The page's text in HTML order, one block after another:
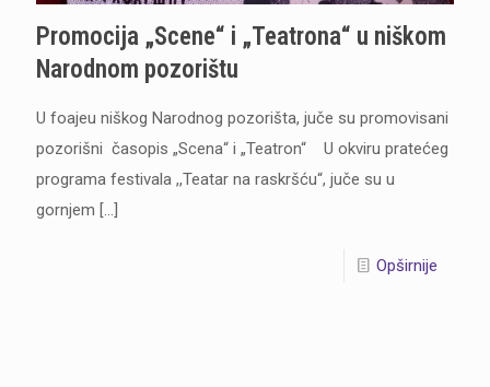
Promocija „Scene“ i „Teatrona“ u niškom
Narodnom pozorištu
U foajeu niškog Narodnog pozorišta, juče su promovisani
pozorišni časopis „Scena“ i „Teatron“ U okviru pratećeg
programa festivala ,,Teatar na raskršću“, juče su u
gornjem […]
Opširnije